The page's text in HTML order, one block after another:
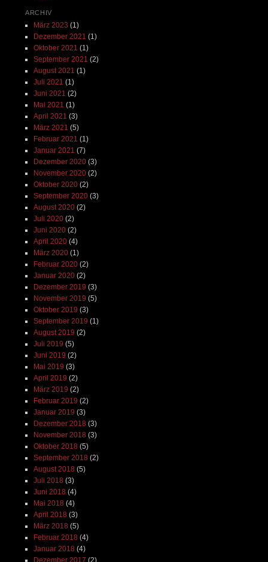
ARCHIV
März 2023 (1)
Dezember 2021 (1)
Oktober 2021 (1)
September 2021 (2)
August 2021 (1)
Juli 2021 (1)
Juni 2021 (2)
Mai 2021 (1)
April 2021 (3)
März 2021 (5)
Februar 2021 (1)
Januar 2021 (7)
Dezember 2020(3)
November 2020(2)
Oktober 2020(2)
September 2020(3)
August 2020(2)
Juli 2020(2)
Juni 2020(2)
April 2020(4)
März 2020(1)
Februar 2020(2)
Januar 2020(2)
Dezember 2019 (3)
November 2019 (5)
Oktober 2019 (3)
September 2019 (1)
August 2019 (2)
Juli 2019 (5)
Juni 2019 (2)
Mai 2019 (3)
April 2019 (2)
März 2019 (2)
Februar 2019 (2)
Januar 2019 (3)
Dezember 2018 (3)
November 2018 (3)
Oktober 2018 (5)
September 2018 (2)
August 2018 (5)
Juli 2018 (3)
Juni 2018 (4)
Mai 2018 (4)
April 2018 (3)
März 2018 (5)
Februar 2018 (4)
Januar 2018 (4)
Dezember 2017 (2)